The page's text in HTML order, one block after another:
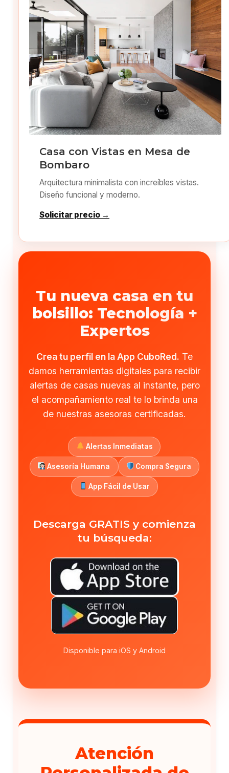
Casa con Vistas en Mesa de
Bombaro
Arquitectura minimalista con increíbles vistas.
Diseño funcional y moderno.
Solicitar precio →
Tu nueva casa en tu
bolsillo: Tecnología +
Expertos
Crea tu perfil en la App CuboRed. Te
damos herramientas digitales para recibir
alertas de casas nuevas al instante, pero
el acompañamiento real te lo brinda una
de nuestras asesoras certificadas.
Alertas Inmediatas
Asesoría Humana Compra Segura
App Fácil de Usar
Descarga GRATIS y comienza
tu búsqueda:
Disponible para iOS y Android
Atención